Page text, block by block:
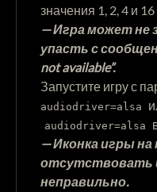
значения 1, 2, 4 и
— Игра может не
упасть с
not available”.
Запустите игру с
audiodriver=alsa
audiodriver=alsa
— Иконка игры
отсутствовать
неправильно.